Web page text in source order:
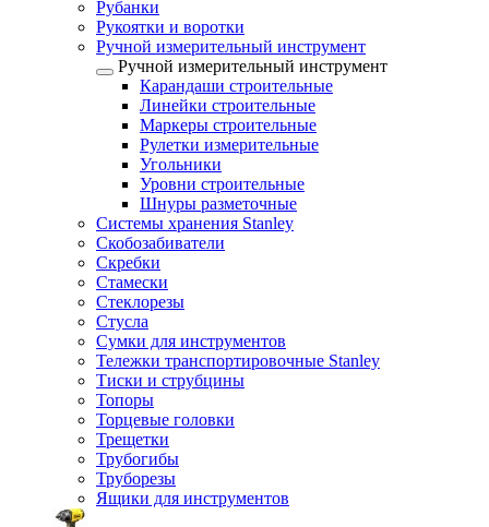
Рубанки
Рукоятки и воротки
Ручной измерительный инструмент
Ручной измерительный инструмент
Карандаши строительные
Линейки строительные
Маркеры строительные
Рулетки измерительные
Угольники
Уровни строительные
Шнуры разметочные
Системы хранения Stanley
Скобозабиватели
Скребки
Стамески
Стеклорезы
Стусла
Сумки для инструментов
Тележки транспортировочные Stanley
Тиски и струбцины
Топоры
Торцевые головки
Трещетки
Трубогибы
Труборезы
Ящики для инструментов